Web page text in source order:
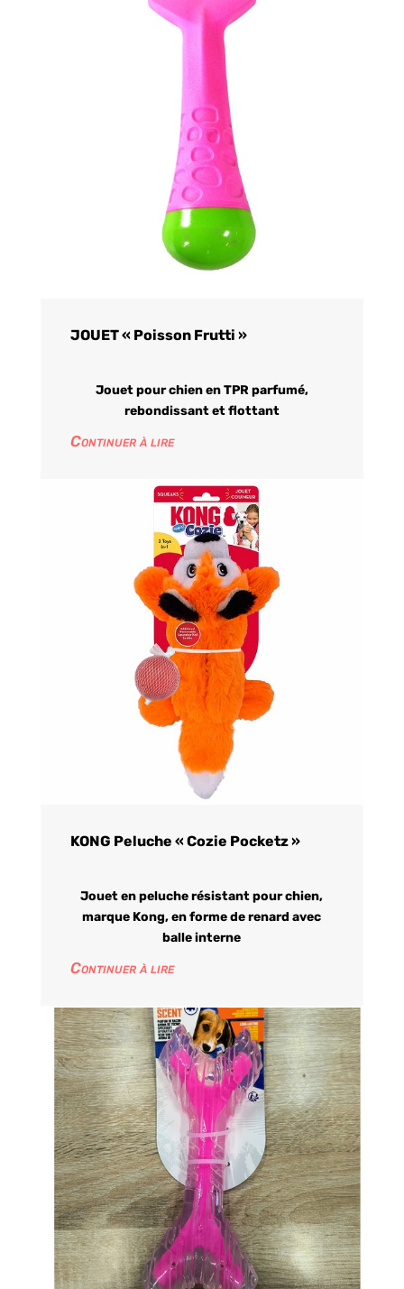
JOUET « Poisson Frutti »
Jouet pour chien en TPR parfumé,
rebondissant et flottant
Continuer à lire
KONG Peluche « Cozie Pocketz »
Jouet en peluche résistant pour chien,
marque Kong, en forme de renard avec
balle interne
Continuer à lire